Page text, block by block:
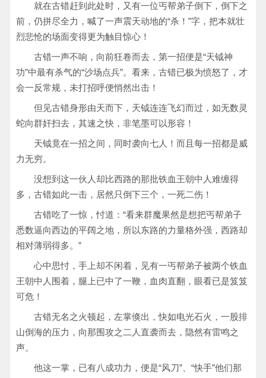
就在古错赶到此处时，又有一位丐帮弟子倒下，倒下之
前，仍拼尽全力，喊了一声震天动地的“杀！”字，把本就壮
烈悲怆的场面变得更为触目惊心！
古错一声不响，向前狂卷而去，第一招便是“天钺神
功”中最有杀气的“沙场点兵”。看来，古错已极为愤怒了，才
会一反常规，未打招呼便悄然出击！
但见古错身形由天而下，天钺连连飞幻而过，如无数灵
蛇向群奸扫去，其速之快，非笔墨可以形容！
天钺竟在一招之间，同时袭向七人！而且每一招都是威
力无穷。
没想到这一伙人却比西路的那批铁血王朝中人难缠得
多，古错如此一击，居然只倒下三个，一死二伤！
古错吃了一惊，忖道：“看来群魔果然是想把丐帮弟子
悉数逼向西边的平阔之地，所以东路的力量格外强，西路却
相对薄弱得多。”
心中思忖，手上却不闲着，见有一丐帮弟子被两个铁血
王朝中人围着，腿上已中了一鞭，血肉直翻，眼看已是笈笈
可危！
古错无名之火顿起，左掌倏出，快如电光石火，一股排
山倒海的压力，向那围攻之二人直袭而去，隐然有雷鸣之
声。
他这一掌，已有八成功力，便是“风刀”、“快手”他们那